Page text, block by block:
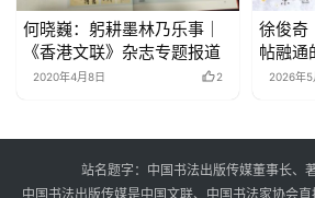
何晓巍：躬耕墨林乃乐事｜
《香港文联》杂志专题报道
2020年4月8日 2
徐俊奇
帖融通
2026年5
站名题字：中国书法出版传媒董事长、
中国书法出版传媒是中国文联、中国书法家协会